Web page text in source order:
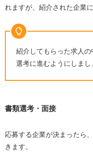
れますが、紹介された企業
紹介してもらった求人
選考に進むようにしまし
書類選考・面接
応募する企業が決まったら
きます。